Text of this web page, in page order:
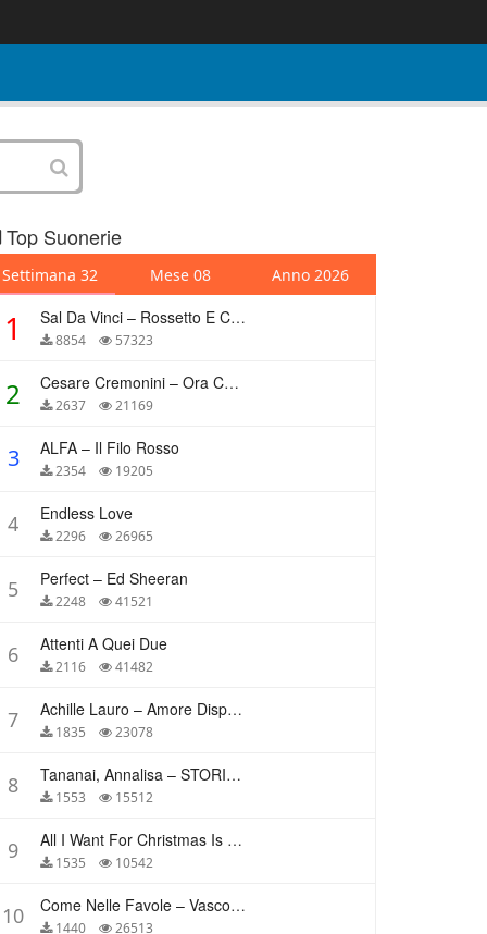
Top Suonerie
Settimana 32 Mese 08 Anno 2026
1 Sal Da Vinci – Rossetto E Caffè
8854 57323
2 Cesare Cremonini – Ora Che Non Ho Più Te
2637 21169
3 ALFA – Il Filo Rosso
2354 19205
4 Endless Love
2296 26965
5 Perfect – Ed Sheeran
2248 41521
6 Attenti A Quei Due
2116 41482
7 Achille Lauro – Amore Disperato
1835 23078
8 Tananai, Annalisa – STORIE BREVI
1553 15512
9 All I Want For Christmas Is You – Mariah Carey
1535 10542
10 Come Nelle Favole – Vasco Rossi
1440 26513